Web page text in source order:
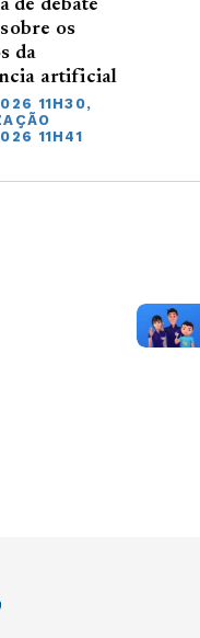
de debate
os
da
artificial
11H30,
11H41